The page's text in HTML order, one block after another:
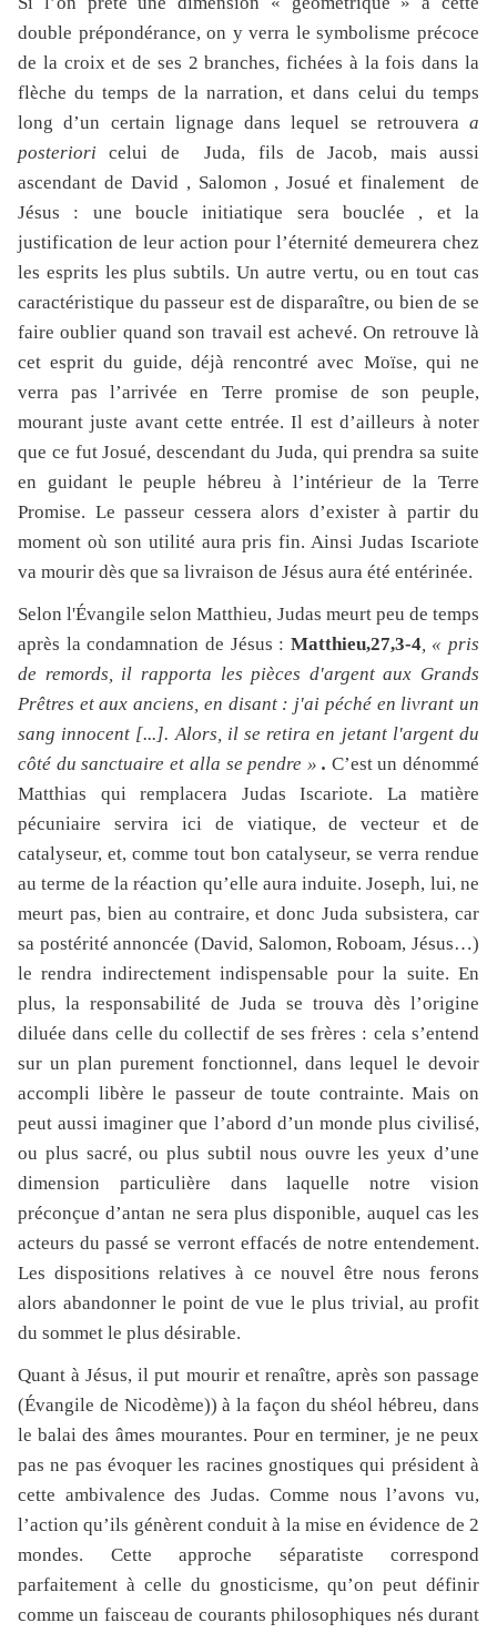
double prépondérance, on y verra le symbolisme précoce
de la croix et de ses 2 branches, fichées à la fois dans la
flèche du temps de la narration, et dans celui du temps
long d’un certain lignage dans lequel se retrouvera a
posteriori celui de Juda, fils de Jacob, mais aussi
ascendant de David , Salomon , Josué et finalement de
Jésus : une boucle initiatique sera bouclée , et la
justification de leur action pour l’éternité demeurera chez
les esprits les plus subtils. Un autre vertu, ou en tout cas
caractéristique du passeur est de disparaître, ou bien de se
faire oublier quand son travail est achevé. On retrouve là
cet esprit du guide, déjà rencontré avec Moïse, qui ne
verra pas l’arrivée en Terre promise de son peuple,
mourant juste avant cette entrée. Il est d’ailleurs à noter
que ce fut Josué, descendant du Juda, qui prendra sa suite
en guidant le peuple hébreu à l’intérieur de la Terre
Promise. Le passeur cessera alors d’exister à partir du
moment où son utilité aura pris fin. Ainsi Judas Iscariote
va mourir dès que sa livraison de Jésus aura été entérinée.
Selon l'Évangile selon Matthieu, Judas meurt peu de temps
après la condamnation de Jésus : Matthieu,27,3-4, « pris
de remords, il rapporta les pièces d'argent aux Grands
Prêtres et aux anciens, en disant : j'ai péché en livrant un
sang innocent [...]. Alors, il se retira en jetant l'argent du
côté du sanctuaire et alla se pendre » . C’est un dénommé
Matthias qui remplacera Judas Iscariote. La matière
pécuniaire servira ici de viatique, de vecteur et de
catalyseur, et, comme tout bon catalyseur, se verra rendue
au terme de la réaction qu’elle aura induite. Joseph, lui, ne
meurt pas, bien au contraire, et donc Juda subsistera, car
sa postérité annoncée (David, Salomon, Roboam, Jésus…)
le rendra indirectement indispensable pour la suite. En
plus, la responsabilité de Juda se trouva dès l’origine
diluée dans celle du collectif de ses frères : cela s’entend
sur un plan purement fonctionnel, dans lequel le devoir
accompli libère le passeur de toute contrainte. Mais on
peut aussi imaginer que l’abord d’un monde plus civilisé,
ou plus sacré, ou plus subtil nous ouvre les yeux d’une
dimension particulière dans laquelle notre vision
préconçue d’antan ne sera plus disponible, auquel cas les
acteurs du passé se verront effacés de notre entendement.
Les dispositions relatives à ce nouvel être nous ferons
alors abandonner le point de vue le plus trivial, au profit
du sommet le plus désirable.
Quant à Jésus, il put mourir et renaître, après son passage
(Évangile de Nicodème)) à la façon du shéol hébreu, dans
le balai des âmes mourantes. Pour en terminer, je ne peux
pas ne pas évoquer les racines gnostiques qui président à
cette ambivalence des Judas. Comme nous l’avons vu,
l’action qu’ils génèrent conduit à la mise en évidence de 2
mondes. Cette approche séparatiste correspond
parfaitement à celle du gnosticisme, qu’on peut définir
comme un faisceau de courants philosophiques nés durant